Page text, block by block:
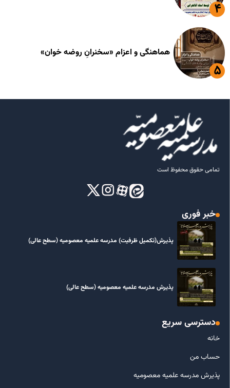
هماهنگی و اعزام «سخنرانِ روضه خوان»
تمامی حقوق محفوظ است
خبر فوری
پذیرش(تکمیل ظرفیت) مدرسه علمیه معصومیه‌ (سطح عالی)
پذیرش مدرسه علمیه معصومیه‌ (سطح عالی)
دسترسی سریع
خانه
حساب من
پذیرش مدرسه علمیه معصومیه